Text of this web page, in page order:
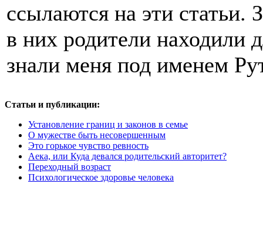
ссылаются на эти
в них родители находили
знали меня под именем
Статьи и публикации:
Установление границ и законов в семье
О мужестве быть несовершенным
Это горькое чувство ревность
Аека, или Куда девался родительский авторитет?
Переходный возраст
Психологическое здоровье человека